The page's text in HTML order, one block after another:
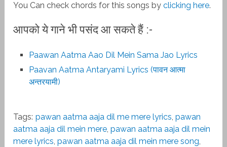
You Can check chords for this songs byclicking here.
आपको ये गाने भी पसंद आ सकते हैं :-
Paawan Aatma Aao Dil Mein Sama Jao Lyrics
Paavan Aatma Antaryami Lyrics (पावन आत्मा
अन्तरयामी)
Tags: pawan aatma aaja dil me mere lyrics,pawan
aatma aaja dil mein mere,pawan aatma aaja dil mein
mere lyrics,pawan aatma aaja dil mein mere song,